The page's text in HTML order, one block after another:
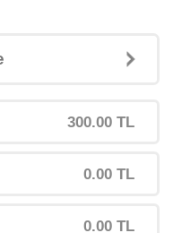
300.00 TL
0.00 TL
0.00 TL